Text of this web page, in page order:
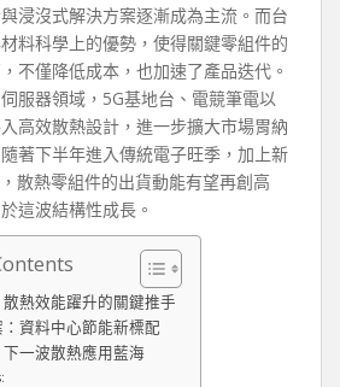
浸沒式解決方案逐漸成為主流。而台
料科學上的優勢，使得關鍵零組件的
不僅降低成本，也加速了產品迭代。
服器領域，5G基地台、電競筆電以
高效散熱設計，進一步擴大市場胃納
著下半年進入傳統電子旺季，加上新
散熱零組件的出貨動能有望再創高
這波結構性成長。
熱效能躍升的關鍵推手
資料中心節能新標配
一波散熱應用藍海